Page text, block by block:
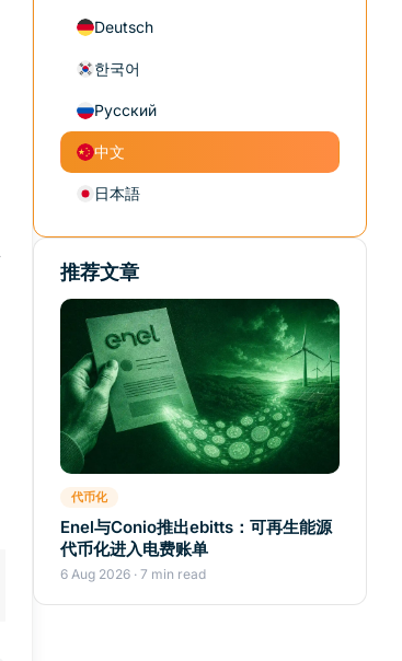
Deutsch
한국어
Русский
中文
日本語
推荐文章
代币化
Enel与Conio推出ebitts：可再生能源
代币化进入电费账单
6 Aug 2026 · 7 min read